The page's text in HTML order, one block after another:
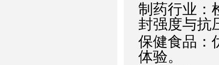
制药行业‌：
封强度与抗
保健食品‌：
体验‌。